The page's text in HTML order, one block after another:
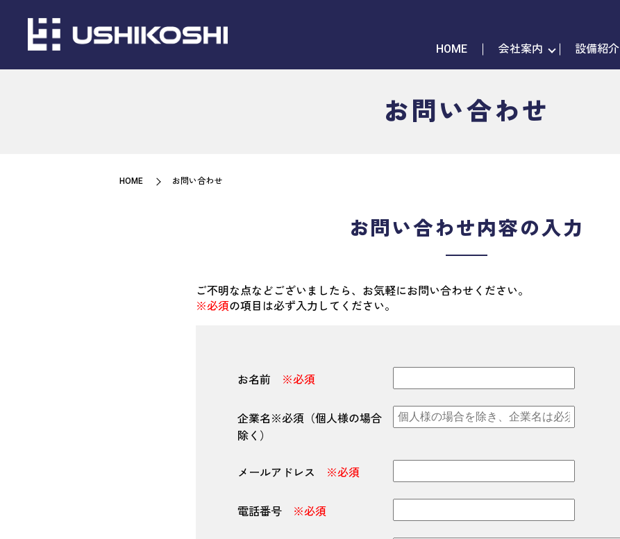
HOME 会社案内 設備紹介
お問い合わせ
HOME お問い合わせ
お問い合わせ内容の入力
ご不明な点などございましたら、お気軽にお問い合わせください。
※必須の項目は必ず入力してください。
お名前 ※必須
企業名※必須（個人様の場合
除く）
メールアドレス ※必須
電話番号 ※必須